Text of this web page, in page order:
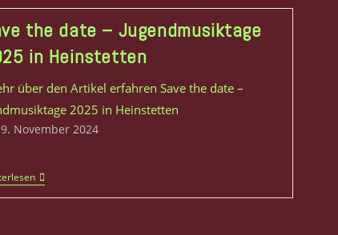
the date – Jugendmusiktage
in Heinstetten
November 2024